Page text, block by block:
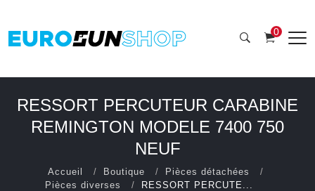
0
RESSORT PERCUTEUR CARABINE
REMINGTON MODELE 7400 750
NEUF
Accueil Boutique
Pièces détachées
Pièces diverses
RESSORT PERCUTE...